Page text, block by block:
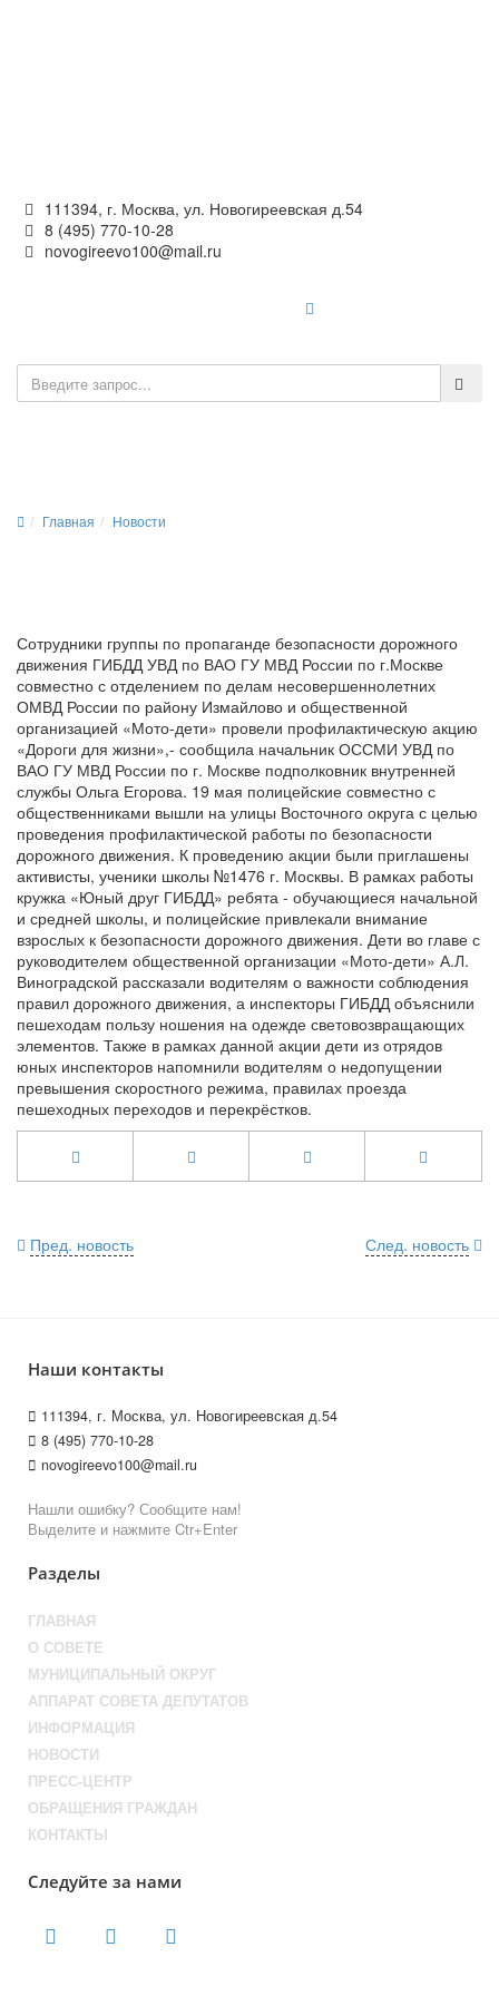
111394, г. Москва, ул. Новогиреевская д.54
8 (495) 770-10-28
novogireevo100@mail.ru
Главная Новости
Сотрудники группы по пропаганде безопасности дорожного
движения ГИБДД УВД по ВАО ГУ МВД России по г.Москве
совместно с отделением по делам несовершеннолетних
ОМВД России по району Измайлово и общественной
организацией «Мото-дети» провели профилактическую акцию
«Дороги для жизни»,- сообщила начальник ОССМИ УВД по
ВАО ГУ МВД России по г. Москве подполковник внутренней
службы Ольга Егорова. 19 мая полицейские совместно с
общественниками вышли на улицы Восточного округа с целью
проведения профилактической работы по безопасности
дорожного движения. К проведению акции были приглашены
активисты, ученики школы №1476 г. Москвы. В рамках работы
кружка «Юный друг ГИБДД» ребята - обучающиеся начальной
и средней школы, и полицейские привлекали внимание
взрослых к безопасности дорожного движения. Дети во главе с
руководителем общественной организации «Мото-дети» А.Л.
Виноградской рассказали водителям о важности соблюдения
правил дорожного движения, а инспекторы ГИБДД объяснили
пешеходам пользу ношения на одежде световозвращающих
элементов. Также в рамках данной акции дети из отрядов
юных инспекторов напомнили водителям о недопущении
превышения скоростного режима, правилах проезда
пешеходных переходов и перекрёстков.
След. новость
Пред. новость
Наши контакты
111394, г. Москва, ул. Новогиреевская д.54
8 (495) 770-10-28
novogireevo100@mail.ru
Нашли ошибку? Сообщите нам!
Выделите и нажмите Ctr+Enter
Разделы
ГЛАВНАЯ
О СОВЕТЕ
МУНИЦИПАЛЬНЫЙ ОКРУГ
АППАРАТ СОВЕТА ДЕПУТАТОВ
ИНФОРМАЦИЯ
НОВОСТИ
ПРЕСС-ЦЕНТР
ОБРАЩЕНИЯ ГРАЖДАН
КОНТАКТЫ
Следуйте за нами